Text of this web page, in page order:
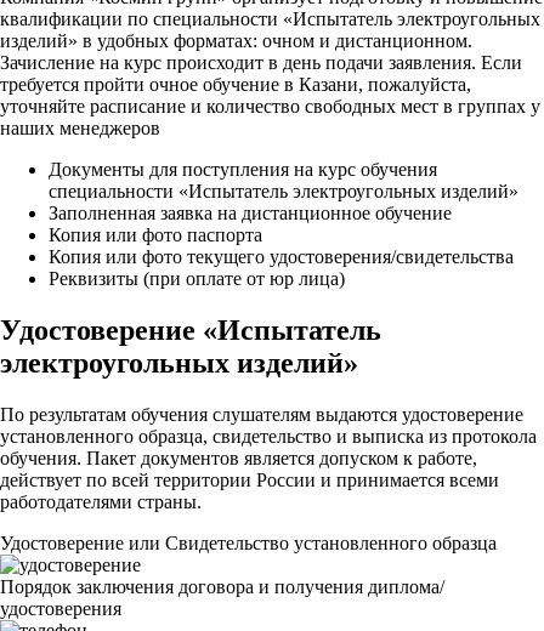
квалификации по специальности «Испытатель электроугольных
изделий» в удобных форматах: очном и дистанционном.
Зачисление на курс происходит в день подачи заявления. Если
требуется пройти очное обучение в Казани, пожалуйста,
уточняйте расписание и количество свободных мест в группах у
наших менеджеров
Документы для поступления на курс обучения
специальности «Испытатель электроугольных изделий»
Заполненная заявка на дистанционное обучение
Копия или фото паспорта
Копия или фото текущего удостоверения/свидетельства
Реквизиты (при оплате от юр лица)
Удостоверение «Испытатель
электроугольных изделий»
По результатам обучения слушателям выдаются удостоверение
установленного образца, свидетельство и выписка из протокола
обучения. Пакет документов является допуском к работе,
действует по всей территории России и принимается всеми
работодателями страны.
Удостоверение или Свидетельство установленного образца
Порядок заключения договора и получения диплома/
удостоверения